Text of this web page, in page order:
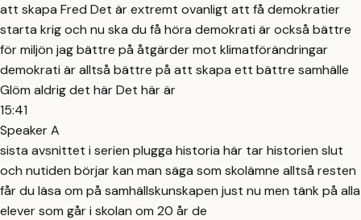
att skapa Fred Det är extremt ovanligt att få demokratier
starta krig och nu ska du få höra demokrati är också bättre
för miljön jag bättre på åtgärder mot klimatförändringar
demokrati är alltså bättre på att skapa ett bättre samhälle
Glöm aldrig det här Det här är
15:41
Speaker A
sista avsnittet i serien plugga historia här tar historien slut
och nutiden börjar kan man säga som skolämne alltså resten
får du läsa om på samhällskunskapen just nu men tänk på alla
elever som går i skolan om 20 år de